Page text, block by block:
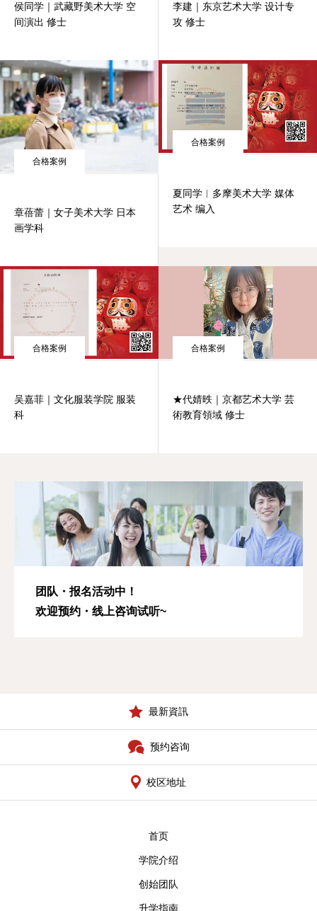
侯同学｜武藏野美术大学 空
间演出 修士
李建｜东京艺术大学 设计专
攻 修士
合格案例
章蓓蕾｜女子美术大学 日本
画学科
合格案例
夏同学︱多摩美术大学 媒体
艺术 编入
合格案例
吴嘉菲｜文化服装学院 服装
科
合格案例
★代婧昳｜京都艺术大学 芸
術教育領域 修士
团队・报名活动中！
欢迎预约・线上咨询试听~
最新資訊
预约咨询
校区地址
首页
学院介绍
创始团队
升学指南